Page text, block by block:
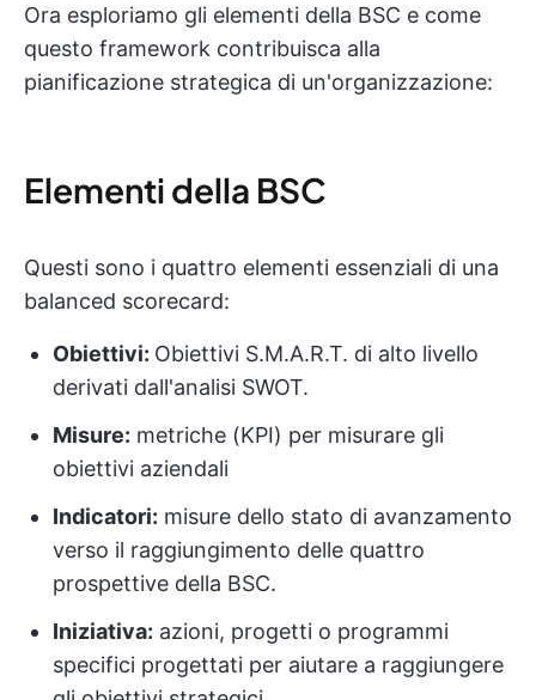
Ora esploriamo gli elementi della BSC e come
questo framework contribuisca alla
pianificazione strategica di un'organizzazione:
Elementi della BSC
Questi sono i quattro elementi essenziali di una
balanced scorecard:
Obiettivi: Obiettivi S.M.A.R.T. di alto livello
derivati dall'analisi SWOT.
Misure: metriche (KPI) per misurare gli
obiettivi aziendali
Indicatori: misure dello stato di avanzamento
verso il raggiungimento delle quattro
prospettive della BSC.
Iniziativa: azioni, progetti o programmi
specifici progettati per aiutare a raggiungere